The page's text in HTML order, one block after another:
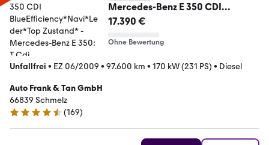
Mercedes-Benz E 350 CDI
BlueEfficiency*Navi*Leder*Top
17.390 €
Ohne Bewertung
Unfallfrei • EZ 06/2009 • 97.600 km • 170 kW (231 PS) • Diesel
Auto Frank & Tan GmbH
66839 Schmelz
4.6 Sterne
(169)